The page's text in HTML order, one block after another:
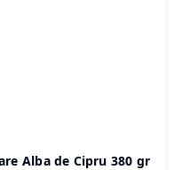
Alba de Cipru 380 gr